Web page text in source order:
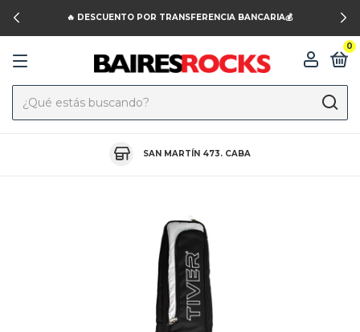
🔥 DESCUENTO POR TRANSFERENCIA BANCARIA💰
0
SAN MARTÍN 473. CABA